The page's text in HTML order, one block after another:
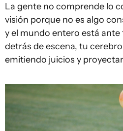
La gente no comprende lo
visión porque no es algo
y el mundo entero está ante
detrás de escena, tu
emitiendo juicios y